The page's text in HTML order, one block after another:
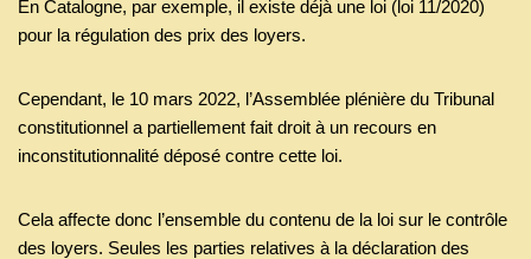
En Catalogne, par exemple, il existe déjà une loi (loi 11/2020)
pour la régulation des prix des loyers.
Cependant, le 10 mars 2022, l’Assemblée plénière du Tribunal
constitutionnel a partiellement fait droit à un recours en
inconstitutionnalité déposé contre cette loi.
Cela affecte donc l’ensemble du contenu de la loi sur le contrôle
des loyers. Seules les parties relatives à la déclaration des